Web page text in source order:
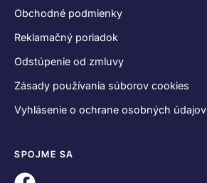
Obchodné podmienky
Reklamačný poriadok
Odstúpenie od zmluvy
Zásady používania súborov cookies
Vyhlásenie o ochrane osobných údajov
SPOJME SA